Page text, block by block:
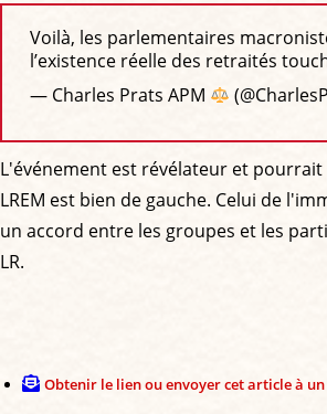
Voilà, les parlementaires
l’existence réelle des retraités
— Charles Prats APM
L'événement est révélateur et
LREM est bien de gauche. Celui de
un accord entre les groupes et les
LR.
Obtenir le lien ou envoyer cet article à